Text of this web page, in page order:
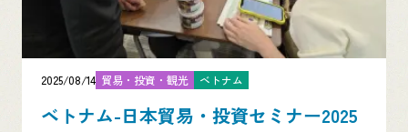
2025/08/14 貿易・投資・観光 ベトナム
ベトナム-日本貿易・投資セミナー2025